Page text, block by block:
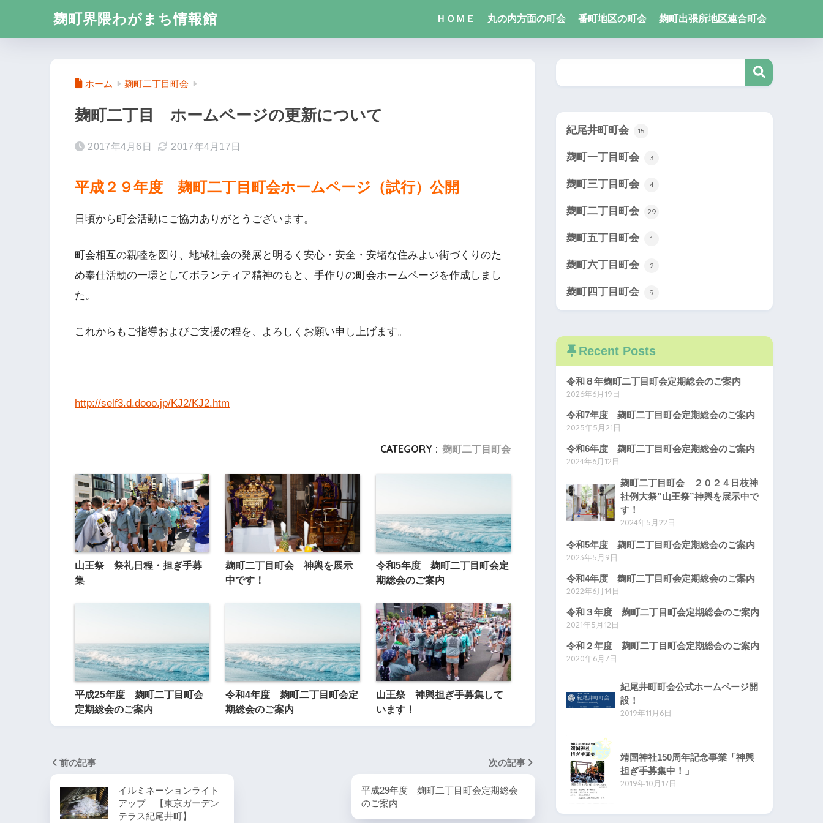
麹町界隈わがまち情報館 ＨＯＭＥ 丸の内方面の町会 番町地区の町会 麹町出張所地区連合町会
ホーム 麹町二丁目町会
麹町二丁目 ホームページの更新について
2017年4月6日 2017年4月17日
平成２９年度 麹町二丁目町会ホームページ（試行）公開
日頃から町会活動にご協力ありがとうございます。
町会相互の親睦を図り、地域社会の発展と明るく安心・安全・安堵な住みよい街づくりのた
め奉仕活動の一環としてボランティア精神のもと、手作りの町会ホームページを作成しまし
た。
これからもご指導およびご支援の程を、よろしくお願い申し上げます。
http://self3.d.dooo.jp/KJ2/KJ2.htm
CATEGORY : 麹町二丁目町会
山王祭 祭礼日程・担ぎ手募
集
麹町二丁目町会 神輿を展示
中です！
令和5年度 麹町二丁目町会定
期総会のご案内
平成25年度 麹町二丁目町会
定期総会のご案内
令和4年度 麹町二丁目町会定
期総会のご案内
山王祭 神輿担ぎ手募集して
います！
前の記事
イルミネーションライト
アップ 【東京ガーデン
テラス紀尾井町】
次の記事
平成29年度 麹町二丁目町会定期総会
のご案内
紀尾井町町会 15
麹町一丁目町会 3
麹町三丁目町会 4
麹町二丁目町会 29
麹町五丁目町会 1
麹町六丁目町会 2
麹町四丁目町会 9
Recent Posts
令和８年麹町二丁目町会定期総会のご案内
2026年6月19日
令和7年度 麹町二丁目町会定期総会のご案内
2025年5月21日
令和6年度 麹町二丁目町会定期総会のご案内
2024年6月12日
麹町二丁目町会 ２０２４日枝神
社例大祭”山王祭”神輿を展示中で
す！
2024年5月22日
令和5年度 麹町二丁目町会定期総会のご案内
2023年5月9日
令和4年度 麹町二丁目町会定期総会のご案内
2022年6月14日
令和３年度 麹町二丁目町会定期総会のご案内
2021年5月12日
令和２年度 麹町二丁目町会定期総会のご案内
2020年6月7日
紀尾井町町会公式ホームページ開
設！
2019年11月6日
靖国神社150周年記念事業「神輿
担ぎ手募集中！」
2019年10月17日